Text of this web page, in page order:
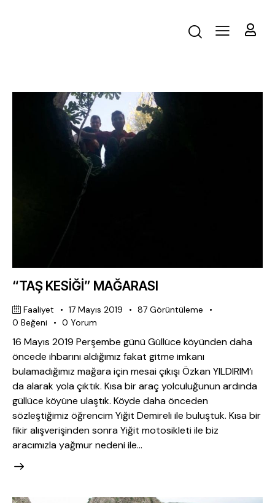
“TAŞ KESİĞİ” MAĞARASI
Faaliyet 17 Mayıs 2019 87 Görüntüleme
0 Beğeni 0 Yorum
16 Mayıs 2019 Perşembe günü Güllüce köyünden daha
öncede ihbarını aldığımız fakat gitme imkanı
bulamadığımız mağara için mesai çıkışı Özkan YILDIRIM’ı
da alarak yola çıktık. Kısa bir araç yolculuğunun ardında
güllüce köyüne ulaştık. Köyde daha önceden
sözleştiğimiz öğrencim Yiğit Demireli ile buluştuk. Kısa bir
fikir alışverişinden sonra Yiğit motosikleti ile biz
aracımızla yağmur nedeni ile…